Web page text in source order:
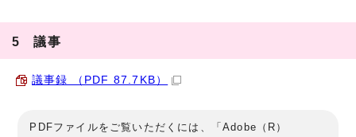
5 議事
議事録 （PDF 87.7KB）
PDFファイルをご覧いただくには、「Adobe（R）